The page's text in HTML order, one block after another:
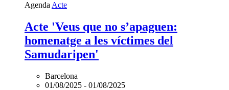
Agenda Acte
Acte 'Veus que no s’apaguen:
homenatge a les víctimes del
Samudaripen'
Barcelona
01/08/2025 - 01/08/2025